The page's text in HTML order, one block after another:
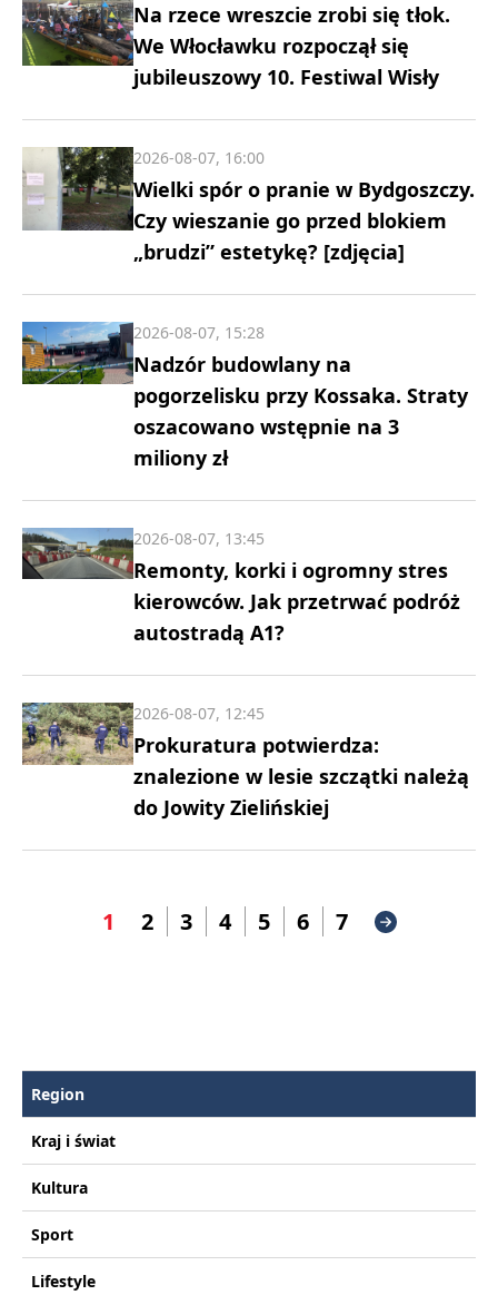
Na rzece wreszcie zrobi się tłok.
We Włocławku rozpoczął się
jubileuszowy 10. Festiwal Wisły
Wielki spór o pranie w Bydgoszczy.
Czy wieszanie go przed blokiem
„brudzi” estetykę? [zdjęcia]
2026-08-07, 16:00
Nadzór budowlany na
pogorzelisku przy Kossaka. Straty
oszacowano wstępnie na 3
miliony zł
2026-08-07, 15:28
Remonty, korki i ogromny stres
kierowców. Jak przetrwać podróż
autostradą A1?
2026-08-07, 13:45
Prokuratura potwierdza:
znalezione w lesie szczątki należą
do Jowity Zielińskiej
2026-08-07, 12:45
1 2 3 4 5 6 7
Region
Kraj i świat
Kultura
Sport
Lifestyle